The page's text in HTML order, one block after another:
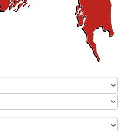
৫ আগস্ট, ২০২৬
মার্কিন চুক্তি হতে পারে আজ : মার্কিন অর্থমন...
৫ আগস্ট, ২০২৬
বিধ্বংসী বস্তু, পারমাণবিক বোমা দিয়ে করা
৫ আগস্ট, ২০২৬
রহস্যজনক মৃত্যু, সন্দেহের মুখে কীটনাশকের